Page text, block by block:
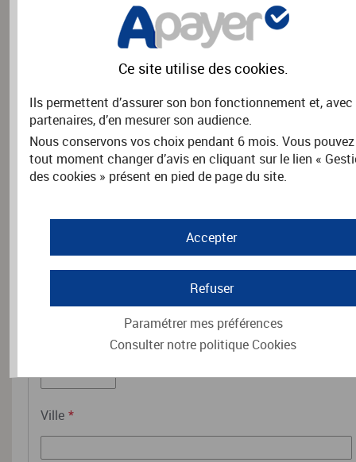
RENSEIGNEMENTS COMPLÉMENTAIRES
Prénom *
*
Ville *
Ce site utilise descookies.
Ils permettent d’assurer son bon fonctionnement et,
partenaires, d’en mesurer son audience.
Nous conservons vos choix pendant 6 mois. Vous
tout moment changer d’avis en cliquant sur le lien «
des cookies » présent en pied de page du site.
Accepter
Refuser
Paramétrer mes préférences
Consulter notre politique Cookies